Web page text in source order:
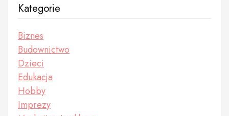
Kategorie
Biznes
Budownictwo
Dzieci
Edukacja
Hobby
Imprezy